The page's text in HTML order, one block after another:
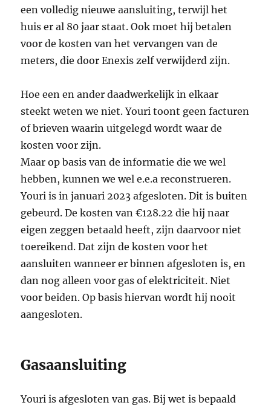
een volledig nieuwe aansluiting, terwijl het
huis er al 80 jaar staat. Ook moet hij betalen
voor de kosten van het vervangen van de
meters, die door Enexis zelf verwijderd zijn.
Hoe een en ander daadwerkelijk in elkaar
steekt weten we niet. Youri toont geen facturen
of brieven waarin uitgelegd wordt waar de
kosten voor zijn.
Maar op basis van de informatie die we wel
hebben, kunnen we wel e.e.a reconstrueren.
Youri is in januari 2023 afgesloten. Dit is buiten
gebeurd. De kosten van €128.22 die hij naar
eigen zeggen betaald heeft, zijn daarvoor niet
toereikend. Dat zijn de kosten voor het
aansluiten wanneer er binnen afgesloten is, en
dan nog alleen voor gas of elektriciteit. Niet
voor beiden. Op basis hiervan wordt hij nooit
aangesloten.
Gasaansluiting
Youri is afgesloten van gas. Bij wet is bepaald